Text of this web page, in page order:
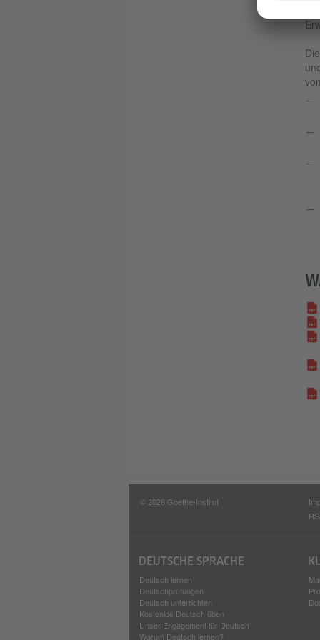
© 2026 Goethe-Institut
DEUTSCHE SPRACHE
Deutsch lernen
Deutschprüfungen
Deutsch unterrichten
Kostenlos Deutsch üben
Unser Engagement für Deutsch
Warum Deutsch lernen?